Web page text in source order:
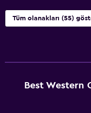
Tüm olanakları (55)
Best Western